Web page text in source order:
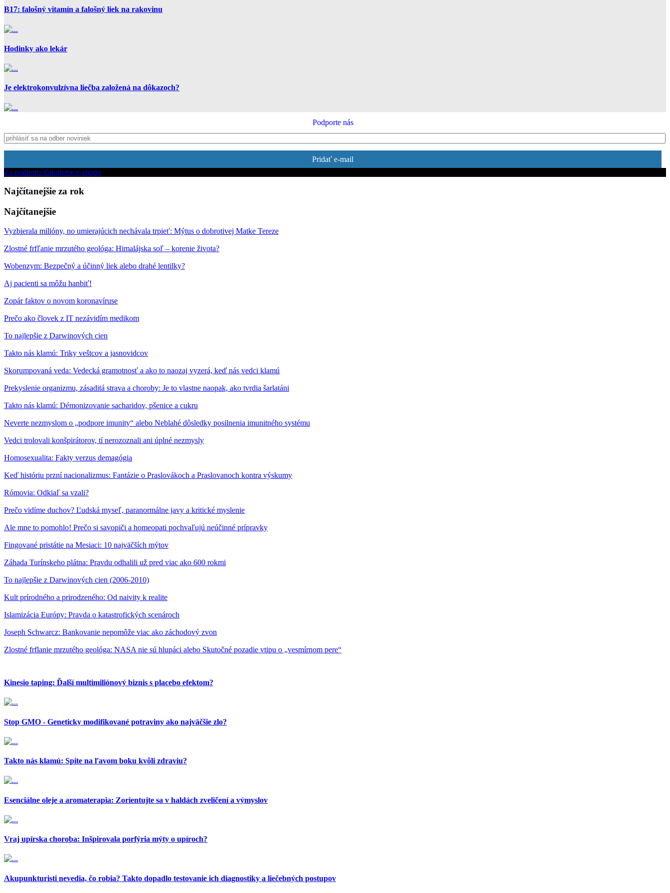
B17: falošný vitamín a falošný liek na rakovinu
Hodinky ako lekár
Je elektrokonvulzívna liečba založená na dôkazoch?
Podporte nás
Pridať e-mail
Za podporu ďakujeme e-shopu
Najčítanejšie za rok
Najčítanejšie
Vyzbierala milióny, no umierajúcich nechávala trpieť: Mýtus o dobrotivej Matke Tereze
Zlostné frfľanie mrzutého geológa: Himalájska soľ – korenie života?
Wobenzym: Bezpečný a účinný liek alebo drahé lentilky?
Aj pacienti sa môžu hanbiť!
Zopár faktov o novom koronavíruse
Prečo ako človek z IT nezávidím medikom
To najlepšie z Darwinových cien
Takto nás klamú: Triky veštcov a jasnovidcov
Skorumpovaná veda: Vedecká gramotnosť a ako to naozaj vyzerá, keď nás vedci klamú
Prekyslenie organizmu, zásaditá strava a choroby: Je to vlastne naopak, ako tvrdia šarlatáni
Takto nás klamú: Démonizovanie sacharidov, pšenice a cukru
Neverte nezmyslom o „podpore imunity“ alebo Neblahé dôsledky posilnenia imunitného systému
Vedci trolovali konšpirátorov, tí nerozoznali ani úplné nezmysly
Homosexualita: Fakty verzus demagógia
Keď históriu przní nacionalizmus: Fantázie o Praslovákoch a Praslovanoch kontra výskumy
Rómovia: Odkiaľ sa vzali?
Prečo vidíme duchov? Ľudská myseľ, paranormálne javy a kritické myslenie
Ale mne to pomohlo! Prečo si savopiči a homeopati pochvaľujú neúčinné prípravky
Fingované pristátie na Mesiaci: 10 najväčších mýtov
Záhada Turínskeho plátna: Pravdu odhalili už pred viac ako 600 rokmi
To najlepšie z Darwinových cien (2006-2010)
Kult prírodného a prirodzeného: Od naivity k realite
Islamizácia Európy: Pravda o katastrofických scenároch
Joseph Schwarcz: Bankovanie nepomôže viac ako záchodový zvon
Zlostné frflanie mrzutého geológa: NASA nie sú hlupáci alebo Skutočné pozadie vtipu o „vesmírnom pere“
Kinesio taping: Ďalší multimiliónový biznis s placebo efektom?
Stop GMO - Geneticky modifikované potraviny ako najväčšie zlo?
Takto nás klamú: Spite na ľavom boku kvôli zdraviu?
Esenciálne oleje a aromaterapia: Zorientujte sa v haldách zveličení a výmyslov
Vraj upírska choroba: Inšpirovala porfýria mýty o upíroch?
Akupunkturisti nevedia, čo robia? Takto dopadlo testovanie ich diagnostiky a liečebných postupov